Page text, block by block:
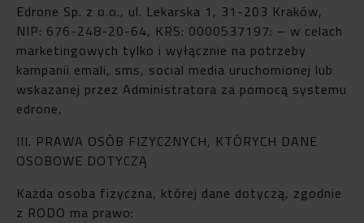
Edrone Sp. z o.o., ul. Lekarska 1, 31-203 Kraków,
NIP: 676-248-20-64, KRS: 0000537197: – w celach
marketingowych tylko i wyłącznie na potrzeby
kampanii emali, sms, social media uruchomionej lub
wskazanej przez Administratora za pomocą systemu
edrone,
III. PRAWA OSÓB FIZYCZNYCH, KTÓRYCH DANE
OSOBOWE DOTYCZĄ
Każda osoba fizyczna, której dane dotyczą, zgodnie
z RODO ma prawo: